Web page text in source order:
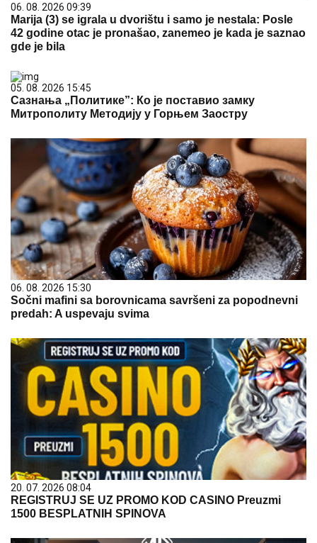
06. 08. 2026 09:39
Marija (3) se igrala u dvorištu i samo je nestala: Posle
42 godine otac je pronašao, zanemeo je kada je saznao
gde je bila
05. 08. 2026 15:45
Сазнања „Политике”: Ко је поставио замку
Митрополиту Методију у Горњем Заостру
06. 08. 2026 15:30
Sočni mafini sa borovnicama savršeni za popodnevni
predah: A uspevaju svima
20. 07. 2026 08:04
REGISTRUJ SE UZ PROMO KOD CASINO Preuzmi
1500 BESPLATNIH SPINOVA